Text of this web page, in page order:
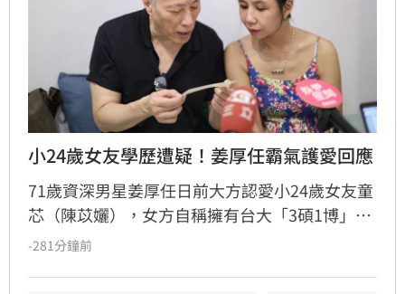
小24歲女友學歷遭疑！姜厚任霸氣護愛回應
71歲資深男星姜厚任日前大方認愛小24歲女友童
芯（陳苡孋），女方自稱擁有台大「3碩1博」高
學歷且智商146，引發網友高度關注。然而，有
-281分鐘前